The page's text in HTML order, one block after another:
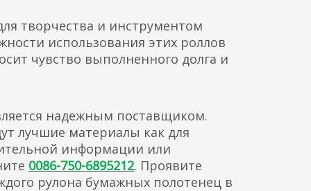
творчества и инструментом
использования этих роллов
чувство выполненного долга и
надежным поставщиком.
лучшие материалы как для
информации или
0086-750-6895212. Проявите
рулона бумажных полотенец в